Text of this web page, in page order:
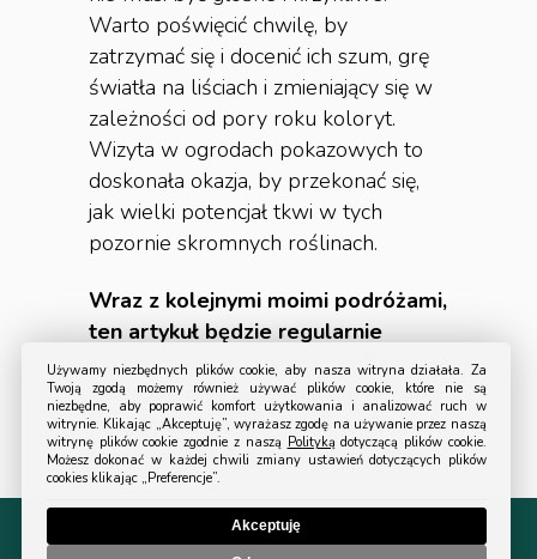
Warto poświęcić chwilę, by
zatrzymać się i docenić ich szum, grę
światła na liściach i zmieniający się w
zależności od pory roku koloryt.
Wizyta w ogrodach pokazowych to
doskonała okazja, by przekonać się,
jak wielki potencjał tkwi w tych
pozornie skromnych roślinach.
Wraz z kolejnymi moimi podróżami,
ten artykuł będzie regularnie
aktualizowany; gdy tylko odkryję
kolejny warty odwiedzenia ogród z
szumiącymi trawami, niezwłocznie
zamieszczę tutaj jego prezentację.
© 2024 All Rights Reserved Turystyka Ogrodowa.
Używamy niezbędnych plików cookie, aby nasza witryna działała. Za
Twoją zgodą możemy również używać plików cookie, które nie są
niezbędne, aby poprawić komfort użytkowania i analizować ruch w
witrynie. Klikając „Akceptuję”, wyrażasz zgodę na używanie przez naszą
witrynę plików cookie zgodnie z naszą Polityką dotyczącą plików cookie.
Możesz dokonać w każdej chwili zmiany ustawień dotyczących plików
cookies klikając „Preferencje”.
Akceptuję